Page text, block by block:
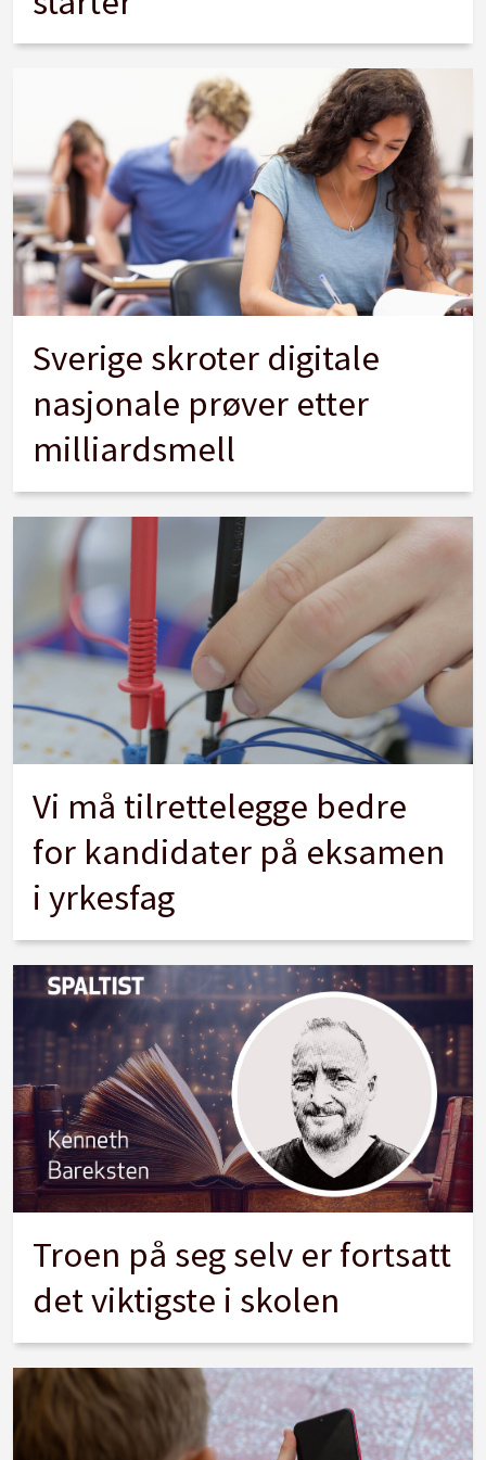
Sverige skroter digitale
nasjonale prøver etter
milliardsmell
Vi må tilrettelegge bedre
for kandidater på eksamen
i yrkesfag
Troen på seg selv er fortsatt
det viktigste i skolen